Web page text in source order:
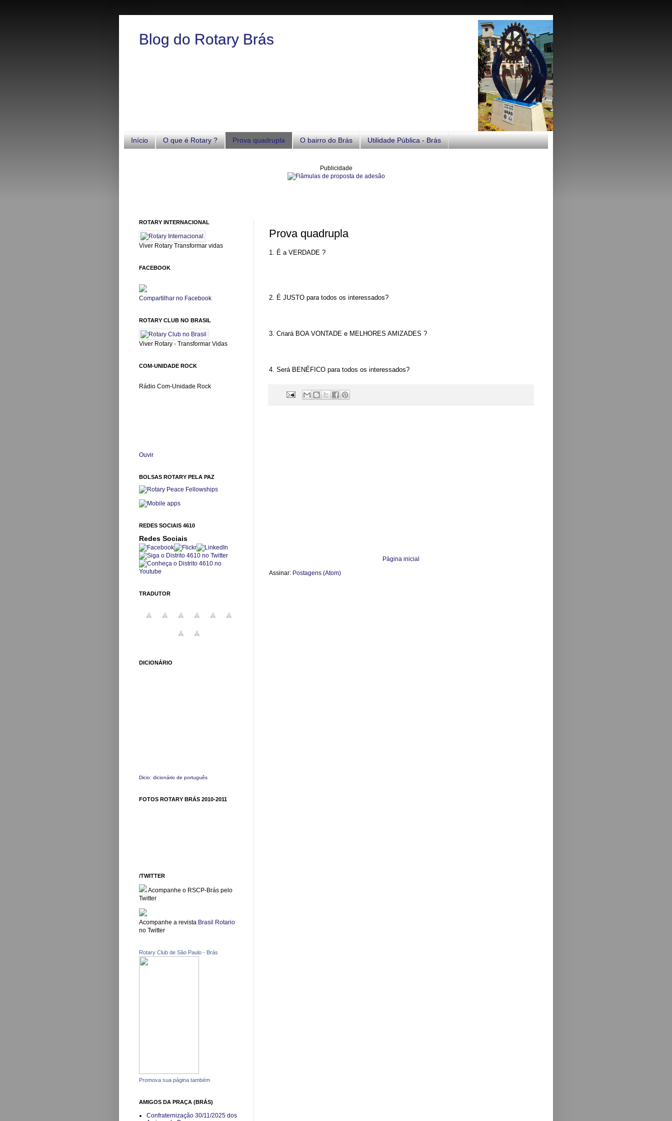
Blog do Rotary Brás
Início O que é Rotary ? Prova quadrupla O bairro do Brás Utilidade Pública - Brás
Publicidade
Prova quadrupla
1. É a VERDADE ?
2. É JUSTO para todos os interessados?
3. Criará BOA VONTADE e MELHORES AMIZADES ?
4. Será BENÉFICO para todos os interessados?
Página inicial
Assinar: Postagens (Atom)
ROTARY INTERNACIONAL
Viver Rotary Transformar vidas
FACEBOOK
Compartilhar no Facebook
ROTARY CLUB NO BRASIL
Viver Rotary - Transformar Vidas
COM-UNIDADE ROCK
Rádio Com-Unidade Rock
Ouvir
BOLSAS ROTARY PELA PAZ
REDES SOCIAIS 4610
Redes Sociais
TRADUTOR
DICIONÁRIO
Dicio: dicionário de português
FOTOS ROTARY BRÁS 2010-2011
/TWITTER
Acompanhe o RSCP-Brás pelo
Twitter
Acompanhe a revista Brasil Rotario
no Twitter
Rotary Club de Sâo Paulo - Brás
Promova sua página também
AMIGOS DA PRAÇA (BRÁS)
Confraternização 30/11/2025 dos